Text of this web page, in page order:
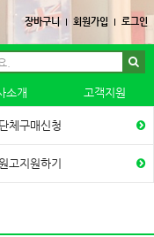
장바구니 회원가입 로그인
소개 고객지원
단체구매신청
고지원하기